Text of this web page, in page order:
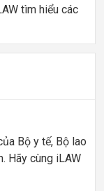
tìm hiểu các
Bộ y tế, Bộ lao
Hãy cùng iLAW